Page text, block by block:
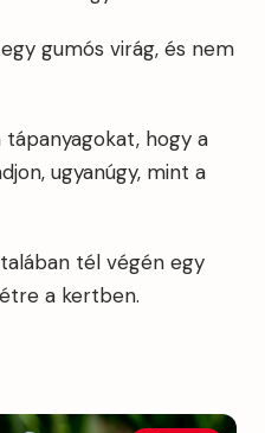
gumós virág, és nem
hogy a
ugyanúgy, mint a
tél végén egy
a kertben.